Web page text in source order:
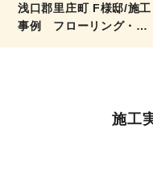
浅口郡里庄町 F様邸/施工
事例 フローリング・ク
施工